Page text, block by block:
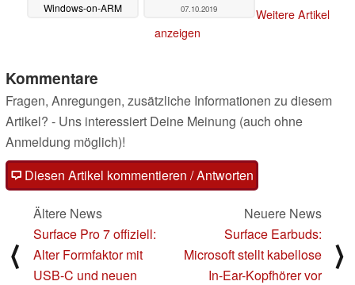
Windows-on-ARM
07.10.2019
Weitere Artikel
anzeigen
Kommentare
Fragen, Anregungen, zusätzliche Informationen zu diesem
Artikel? - Uns interessiert Deine Meinung (auch ohne
Anmeldung möglich)!
Diesen Artikel kommentieren / Antworten
⟨
Ältere News
Surface Pro 7 offiziell:
Alter Formfaktor mit
USB-C und neuen
Neuere News
Surface Earbuds:
Microsoft stellt kabellose
In-Ear-Kopfhörer vor
⟩